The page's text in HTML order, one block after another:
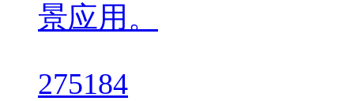
景应用。
275184